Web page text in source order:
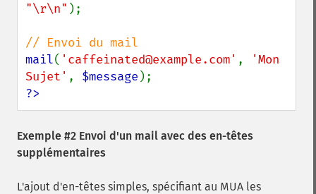
"\r\n" );
mail( 'caffeinated@example.com' ,
'Mon
Sujet' , $message
?>
Exemple #2 Envoi d'un mail avec des en-têtes
supplémentaires
L'ajout d'en-têtes simples, spécifiant au MUA les